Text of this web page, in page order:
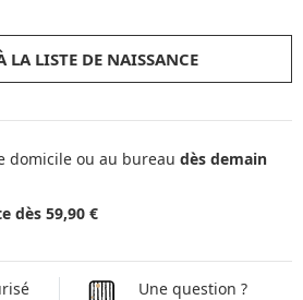
LA LISTE DE NAISSANCE
domicile ou au bureau dès demain
dès 59,90 €
Une question ?